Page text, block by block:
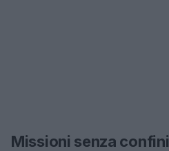
Missioni senza confini